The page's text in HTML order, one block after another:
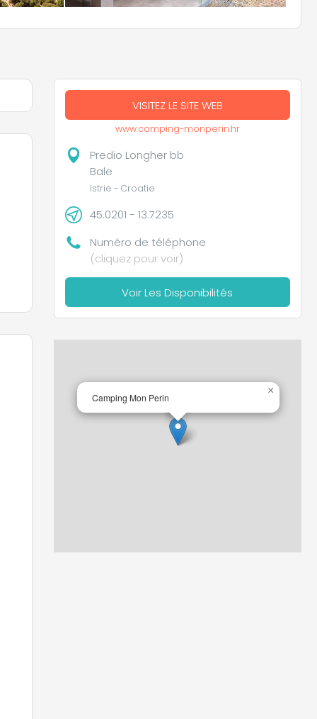
VISITEZ LE SITE WEB
www.camping-monperin.hr
Predio Longher bb
Bale
Istrie - Croatie
45.0201 - 13.7235
Numéro de téléphone
(cliquez pour voir)
Voir Les Disponibilités
Camping Mon Perin
×